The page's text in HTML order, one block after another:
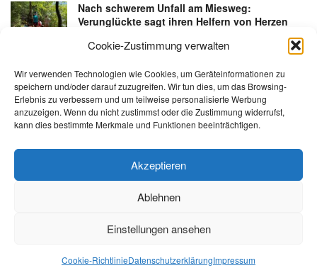
Cookie-Zustimmung verwalten
Wir verwenden Technologien wie Cookies, um Geräteinformationen zu
speichern und/oder darauf zuzugreifen. Wir tun dies, um das Browsing-
Erlebnis zu verbessern und um teilweise personalisierte Werbung
anzuzeigen. Wenn du nicht zustimmst oder die Zustimmung widerrufst,
kann dies bestimmte Merkmale und Funktionen beeinträchtigen.
Akzeptieren
Ablehnen
Einstellungen ansehen
Cookie-RichtlinieDatenschutzerklärungImpressum
Nach schwerem Unfall am Miesweg:
Verunglückte sagt ihren Helfern von Herzen